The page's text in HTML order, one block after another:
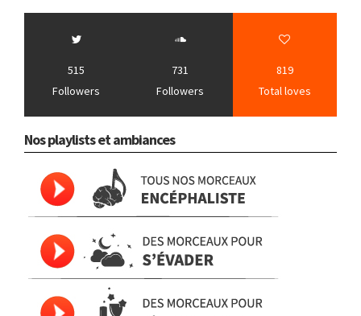
515
Followers
731
Followers
819
Total loves
Nos playlists et ambiances